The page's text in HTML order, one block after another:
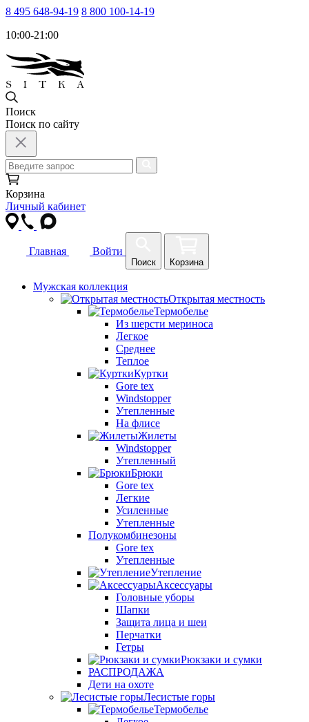
8 495 648-94-19 8 800 100-14-19
10:00-21:00
Поиск
Поиск по сайту
Корзина
Личный кабинет
Главная Войти
Поиск Корзина
Мужская коллекция
Открытая местность
Термобелье
Из шерсти мериноса
Легкое
Среднее
Теплое
Куртки
Gore tex
Windstopper
Утепленные
На флисе
Жилеты
Windstopper
Утепленный
Брюки
Gore tex
Легкие
Усиленные
Утепленные
Полукомбинезоны
Gore tex
Утепленные
Утепление
Аксессуары
Головные уборы
Шапки
Защита лица и шеи
Перчатки
Гетры
Рюкзаки и сумки
РАСПРОДАЖА
Дети на охоте
Лесистые горы
Термобелье